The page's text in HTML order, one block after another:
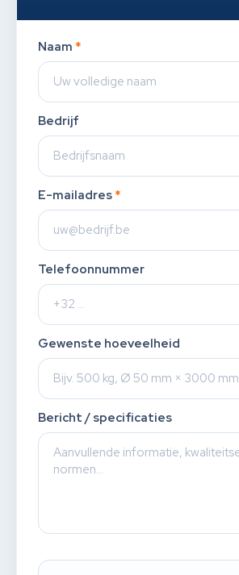
Naam *
Bedrijf
E-mailadres *
Telefoonnummer
Gewenste hoeveelheid
Bericht / specificaties